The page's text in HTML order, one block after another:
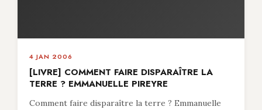
4 JAN 2006
[LIVRE] COMMENT FAIRE DISPARAÎTRE LA
TERRE ? EMMANUELLE PIREYRE
Comment faire disparaître la terre ? Emmanuelle